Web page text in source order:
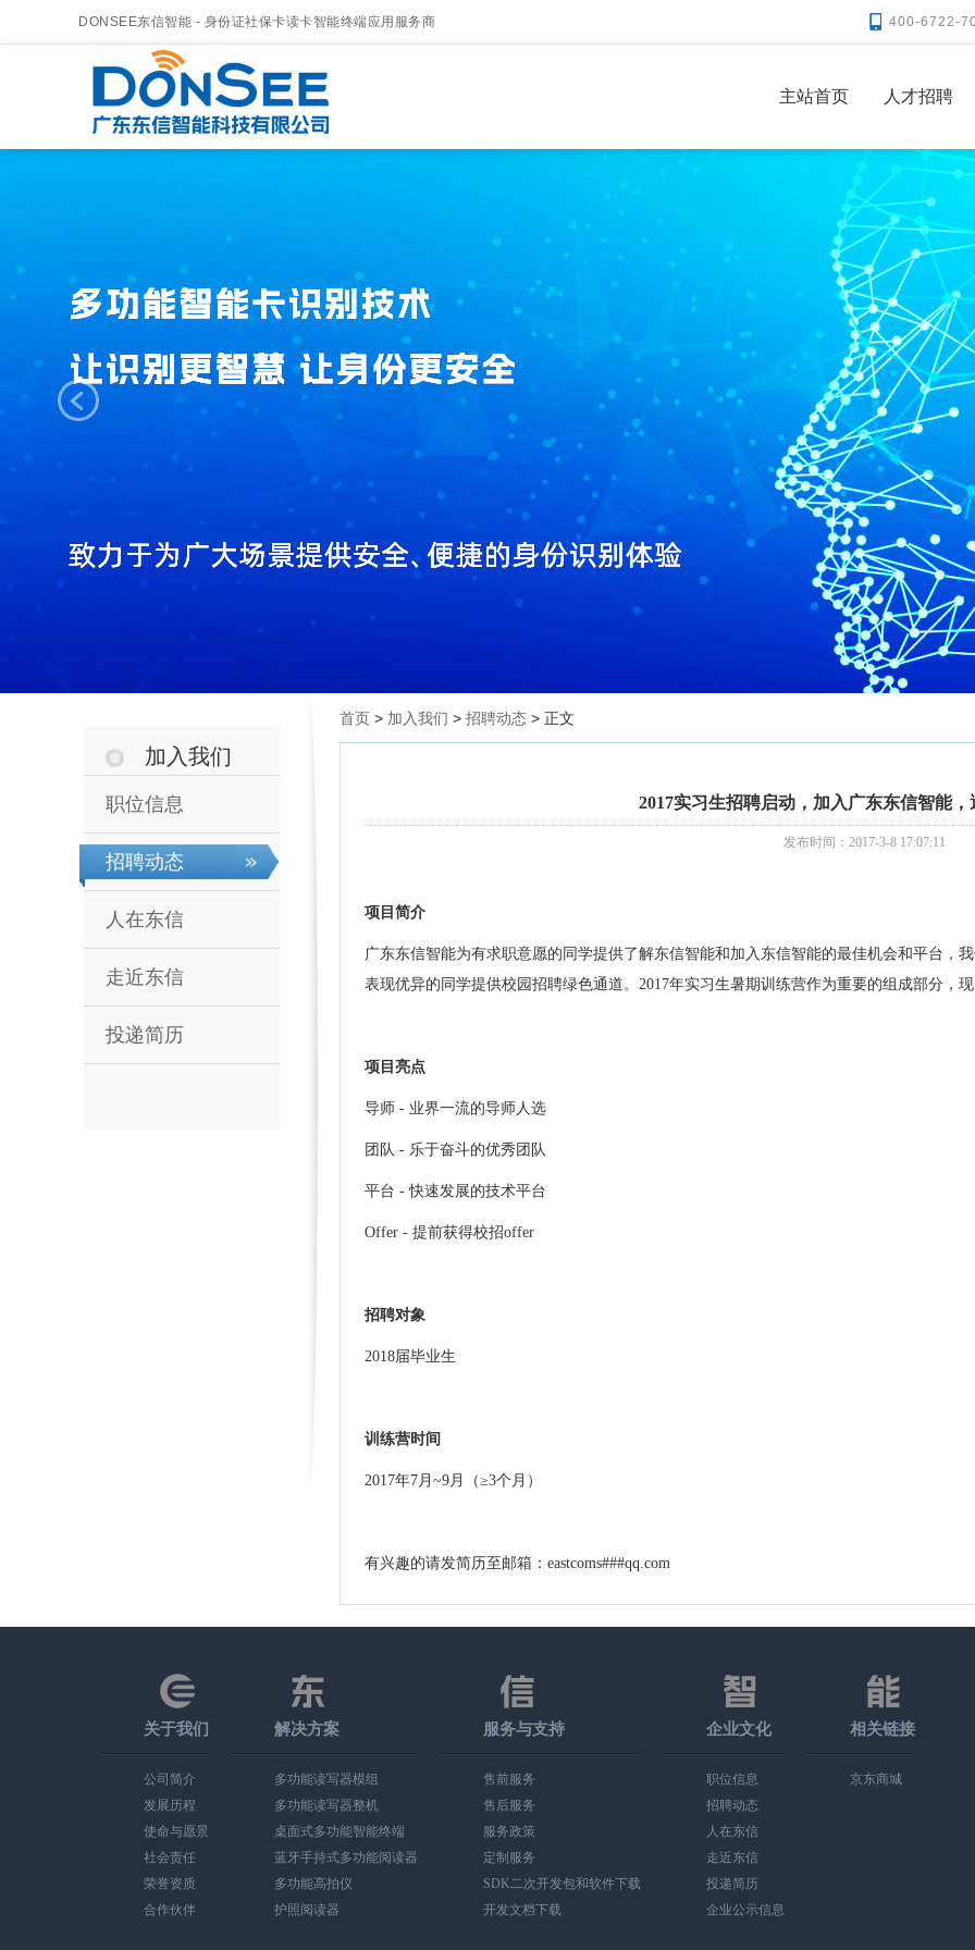
DONSEE东信智能 - 身份证社保卡读卡智能终端应用服务商 400-6722-
主站首页 人才招聘
加入我们
职位信息
招聘动态
人在东信
走近东信
投递简历
首页 > 加入我们 > 招聘动态 > 正文
2017实习生招聘启动，加入广东东信智能
发布时间：2017-3-8 17:07:11
项目简介
广东东信智能为有求职意愿的同学提供了解东信智能和加入东信智能的最佳机会和平台，
表现优异的同学提供校园招聘绿色通道。2017年实习生暑期训练营作为重要的组成部分，现
项目亮点
导师 - 业界一流的导师人选
团队 - 乐于奋斗的优秀团队
平台 - 快速发展的技术平台
Offer - 提前获得校招offer
招聘对象
2018届毕业生
训练营时间
2017年7月~9月（≥3个月）
有兴趣的请发简历至邮箱：eastcoms###qq.com
关于我们
公司简介
发展历程
使命与愿景
社会责任
荣誉资质
合作伙伴
解决方案
多功能读写器模组
多功能读写器整机
桌面式多功能智能终端
蓝牙手持式多功能阅读器
多功能高拍仪
护照阅读器
服务与支持
售前服务
售后服务
服务政策
定制服务
SDK二次开发包和软件下载
开发文档下载
企业文化
职位信息
招聘动态
人在东信
走近东信
投递简历
企业公示信息
相关链接
京东商城